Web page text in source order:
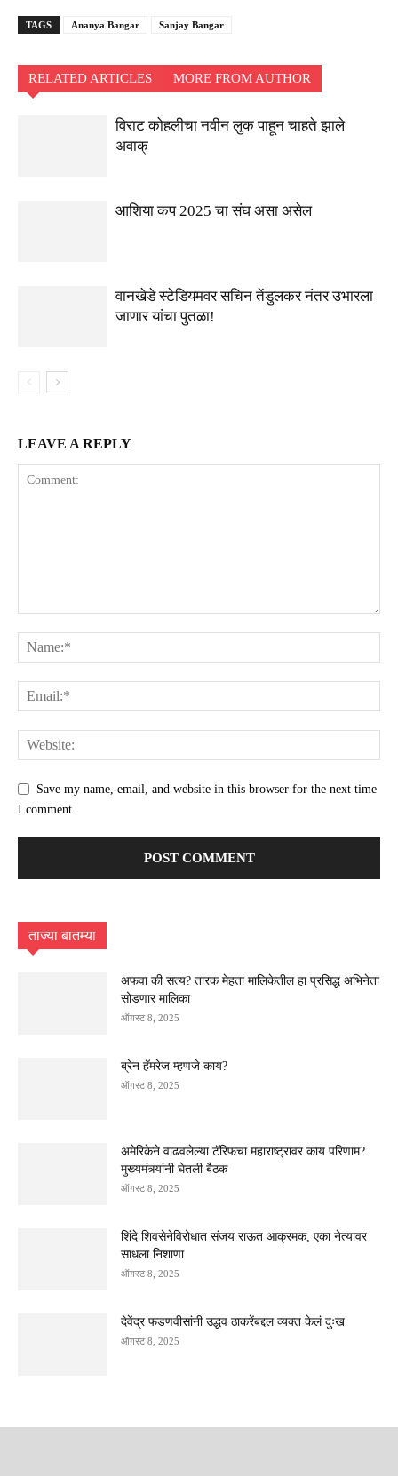
TAGS Ananya Bangar Sanjay Bangar
RELATED ARTICLES MORE FROM AUTHOR
विराट कोहलीचा नवीन लुक पाहून चाहते झाले
अवाक्
आशिया कप 2025 चा संघ असा असेल
वानखेडे स्टेडियमवर सचिन तेंडुलकर नंतर उभारला
जाणार यांचा पुतळा!
LEAVE A REPLY
Save my name, email, and website in this browser for the next time
I comment.
ताज्या बातम्या
अफवा की सत्य? तारक मेहता मालिकेतील हा प्रसिद्ध अभिनेता
सोडणार मालिका
ऑगस्ट 8, 2025
ब्रेन हॅमरेज म्हणजे काय?
ऑगस्ट 8, 2025
अमेरिकेने वाढवलेल्या टॅरिफचा महाराष्ट्रावर काय परिणाम?
मुख्यमंत्र्यांनी घेतली बैठक
ऑगस्ट 8, 2025
शिंदे शिवसेनेविरोधात संजय राऊत आक्रमक, एका नेत्यावर
साधला निशाणा
ऑगस्ट 8, 2025
देवेंद्र फडणवीसांनी उद्धव ठाकरेंबद्दल व्यक्त केलं दुःख
ऑगस्ट 8, 2025